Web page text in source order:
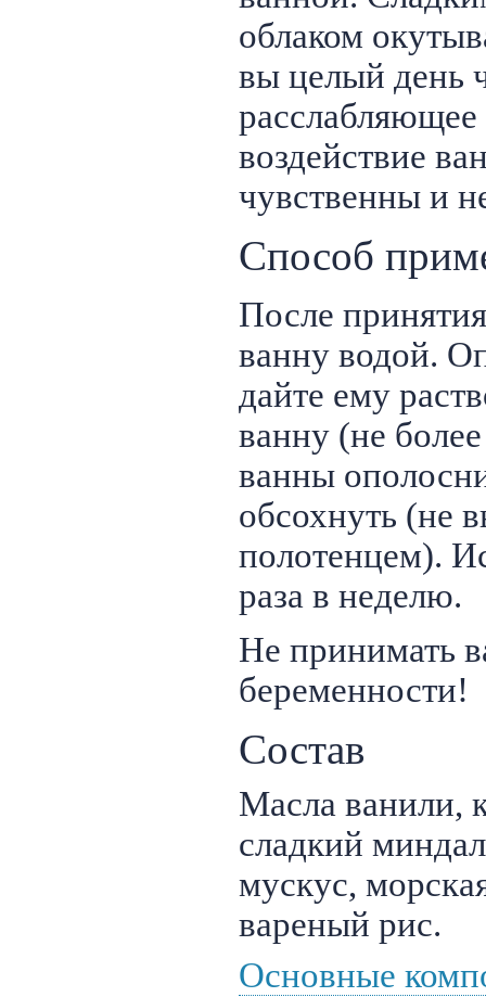
облаком
вы целый день
воздействие
чувственны и
Способ
После
ванну водой.
дайте ему
ванну (не
ванны
обсохнуть (не
полотенцем).
раза в неделю.
Не принимать
беременности!
Состав
Масла ванили,
сладкий
мускус,
вареный рис.
Основные